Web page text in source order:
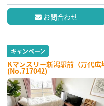
お問合わせ
キャンペーン
Kマンスリー新潟駅前（万代広
(No.717042)